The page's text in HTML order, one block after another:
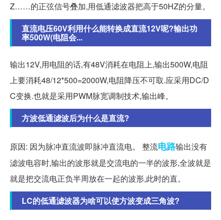
Z……的正弦信号叠加,用低通滤波器把高于50HZ的分量。
直流电压60V利用什么能转换成直流12V呢?输出功
率500W(电阻会...
输出12V,用电阻的话,有48V消耗在电阻上,输出500W,电阻
上要消耗48/12*500=2000W,电阻降压不可取.应采用DC/D
C变换.也就是采用PWM脉宽调制技术,输出峰。
方波低通滤波后为什么是直流?
原因: 因为脉冲直流波即脉冲直流电。 整流电路输出没有
滤波电容时,输出的波形就是交流电的一半的波形,全波就是
就是把交流电正负半周放在一起的波形,此时的直。
LC的低通滤波器为啥可以使方波变成三角波?